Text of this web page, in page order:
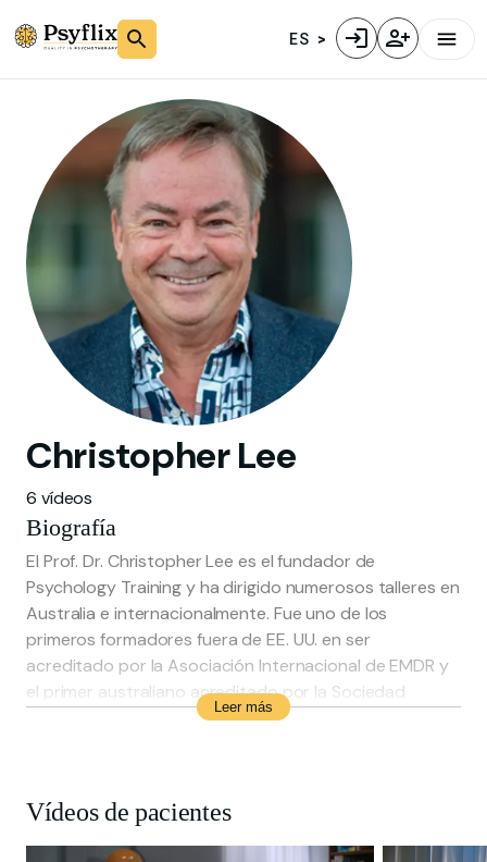
ES
ChristopherLee
6 vídeos
Biografía
El Prof. Dr. Christopher Lee es el fundador de
Psychology Training y ha dirigido numerosos talleres en
Australia e internacionalmente. Fue uno de los
primeros formadores fuera de EE. UU. en ser
acreditado por la Asociación Internacional de EMDR y
el primer australiano acreditado por la Sociedad
Internacional de Terapeutas de Esquemas.
de la personalidad y TEPT, obteniendo premios por su
excelencia en investigación, incluyendo el Premio
Francine Shapiro y el Premio Jeffrey Young. Ha sido
Leer más
Vídeos de pacientes